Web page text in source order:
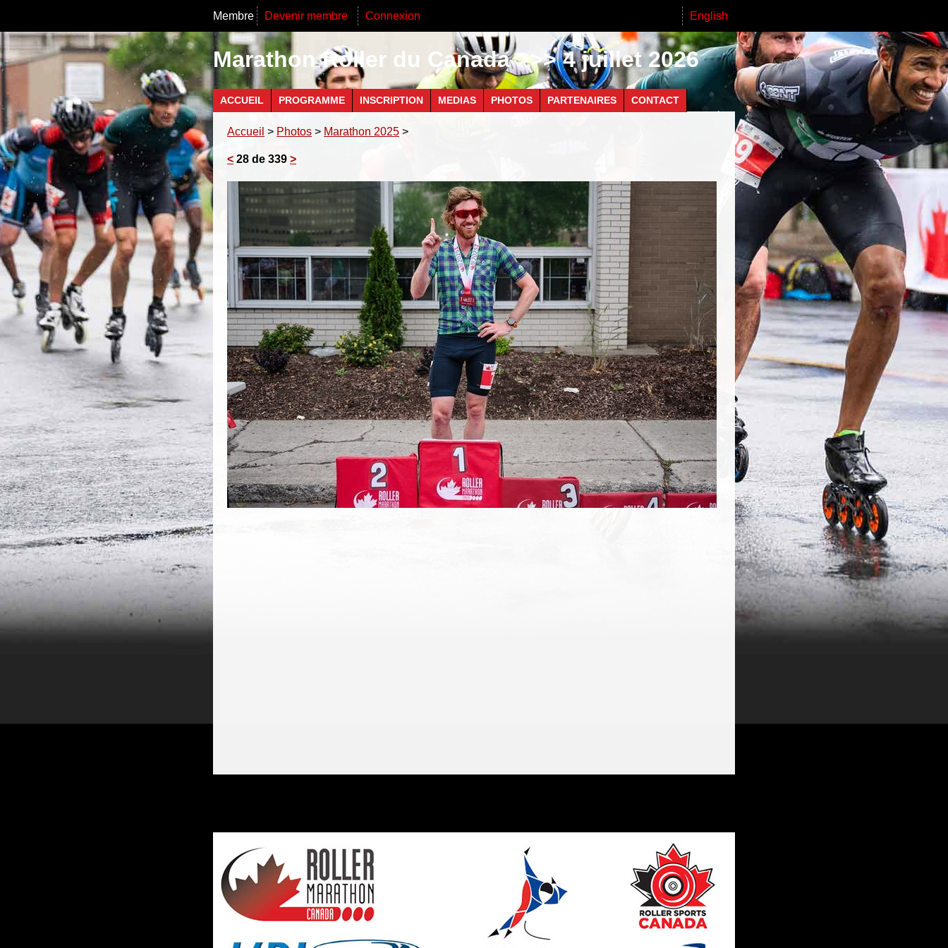
Membre Devenir membre Connexion English
Marathon Roller du Canada >>> 4 juillet 2026
ACCUEIL PROGRAMME INSCRIPTION MEDIAS PHOTOS PARTENAIRES CONTACT
Accueil > Photos > Marathon 2025 >
< 28 de 339 >